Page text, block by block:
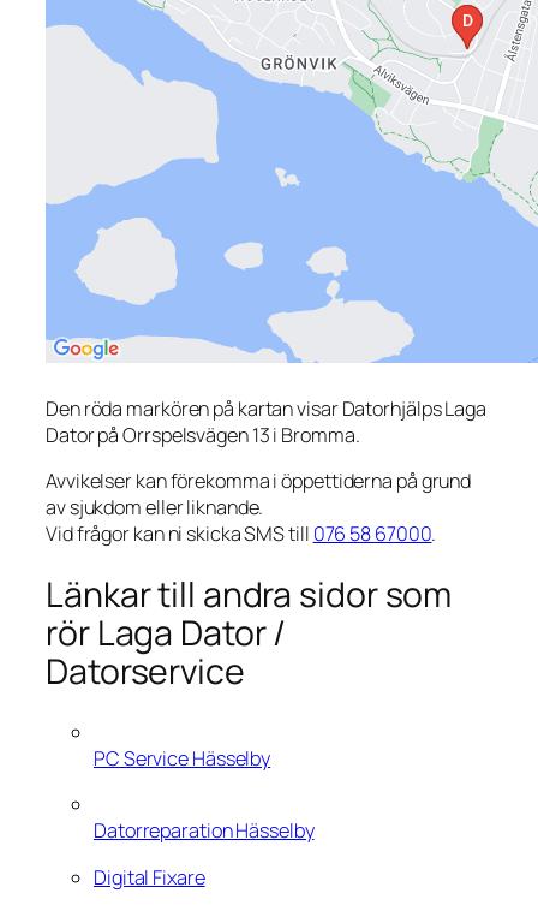
Den röda markören på kartan visar Datorhjälps Laga
Dator på Orrspelsvägen 13 i Bromma.
Avvikelser kan förekomma i öppettiderna på grund
av sjukdom eller liknande.
Vid frågor kan ni skicka SMS till 076 58 67000.
Länkar till andra sidor som
rör Laga Dator /
Datorservice
PC Service Hässelby
Datorreparation Hässelby
Digital Fixare